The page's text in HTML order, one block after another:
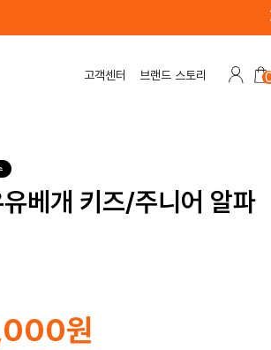
고객센터 브랜드 스토리
베개 키즈/주니어 알파
원